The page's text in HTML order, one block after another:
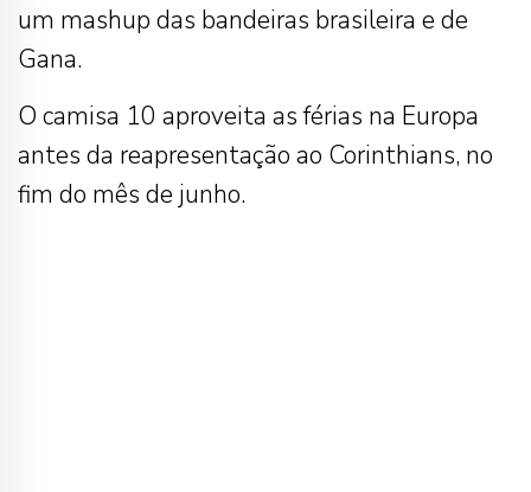
um mashup das bandeiras brasileira e de
Gana.
O camisa 10 aproveita as férias na Europa
antes da reapresentação ao Corinthians, no
fim do mês de junho.